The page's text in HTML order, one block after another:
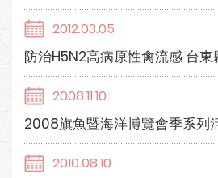
2012.03.05
防治H5N2高病原性禽流感 台
2008.11.10
2008旗魚暨海洋博覽會季系列
2010.08.10